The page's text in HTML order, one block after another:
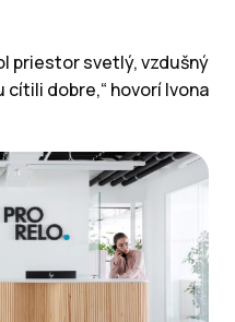
priestor svetlý, vzdušný
cítili dobre,“ hovorí Ivona